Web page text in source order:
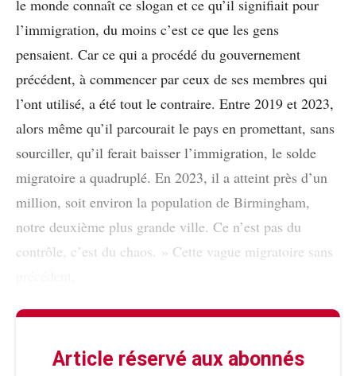
le monde connaît ce slogan et ce qu’il signifiait pour
l’immigration, du moins c’est ce que les gens
pensaient. Car ce qui a procédé du gouvernement
précédent, à commencer par ceux de ses membres qui
l’ont utilisé, a été tout le contraire. Entre 2019 et 2023,
alors même qu’il parcourait le pays en promettant, sans
sourciller, qu’il ferait baisser l’immigration, le solde
migratoire a quadruplé. En 2023, il a atteint près d’un
million, soit environ la population de Birmingham,
notre deuxième plus grande ville. Ce n’est pas du
contrôle, c’est du chaos. » Cette vague migratoire sans
Article réservé aux abonnés